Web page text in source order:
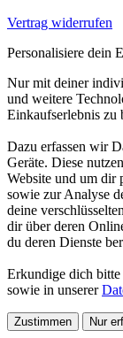
Vertrag widerrufen
Personalisiere dein
Nur mit deiner
und weitere
Einkaufserlebnis zu
Dazu erfassen wir
Geräte. Diese
Website und um dir
sowie zur Analyse
deine
dir über deren
du deren Dienste
Erkundige dich
sowie in unserer
Zustimmen Nur